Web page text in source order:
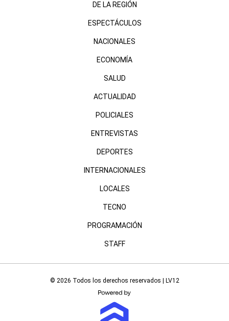
DE LA REGIÓN
ESPECTÁCULOS
NACIONALES
ECONOMÍA
SALUD
ACTUALIDAD
POLICIALES
ENTREVISTAS
DEPORTES
INTERNACIONALES
LOCALES
TECNO
PROGRAMACIÓN
STAFF
© 2026 Todos los derechos reservados | LV12